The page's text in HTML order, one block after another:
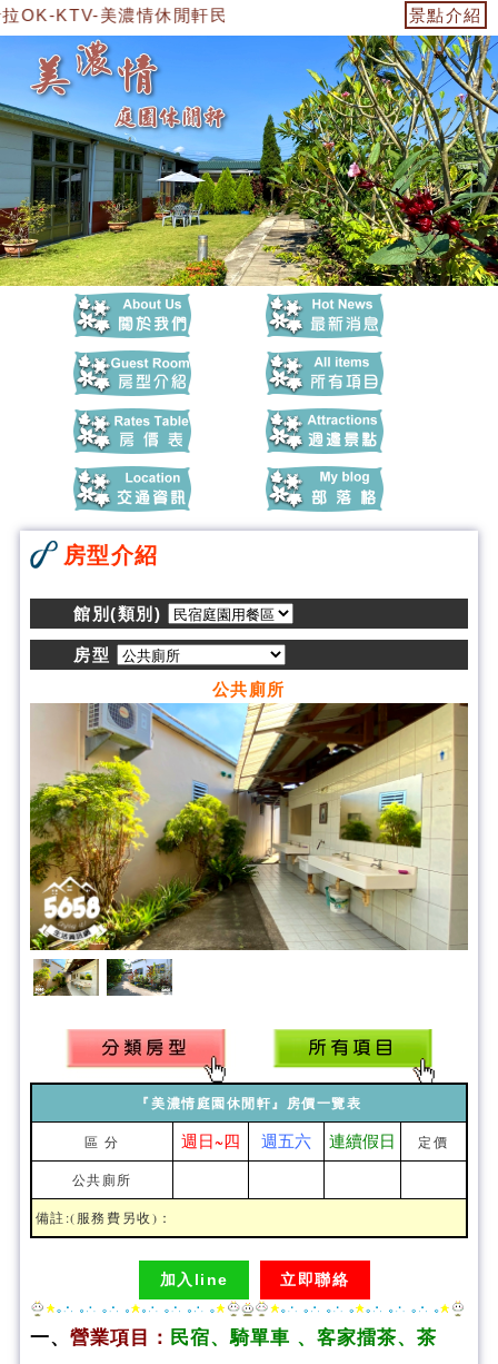
KTV-美濃情休閒軒民宿 景點介紹
房型介紹
館別(類別)
房型
公共廁所
『美濃情庭園休閒軒』房價一覽表
區 分 週日~四 週五六 連續假日 定價
公共廁所
備註:(服務費另收)：
加入line 立即聯絡
一、 營業項目： 民宿、騎單車 、客家擂茶、茶